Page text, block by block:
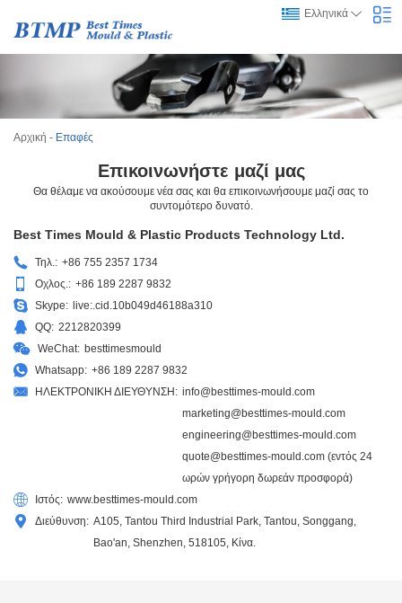
Ελληνικά
Αρχική - Επαφές
Επικοινωνήστε μαζί μας
Θα θέλαμε να ακούσουμε νέα σας και θα επικοινωνήσουμε μαζί σας το
συντομότερο δυνατό.
Best Times Mould & Plastic Products Technology Ltd.
Τηλ.: +86 755 2357 1734
Οχλος.: +86 189 2287 9832
Skype: live:.cid.10b049d46188a310
QQ: 2212820399
WeChat: besttimesmould
Whatsapp: +86 189 2287 9832
ΗΛΕΚΤΡΟΝΙΚΗ ΔΙΕΥΘΥΝΣΗ: info@besttimes-mould.com
marketing@besttimes-mould.com
engineering@besttimes-mould.com
quote@besttimes-mould.com (εντός 24
ωρών γρήγορη δωρεάν προσφορά)
Ιστός: www.besttimes-mould.com
Διεύθυνση: A105, Tantou Third Industrial Park, Tantou, Songgang,
Bao'an, Shenzhen, 518105, Κίνα.